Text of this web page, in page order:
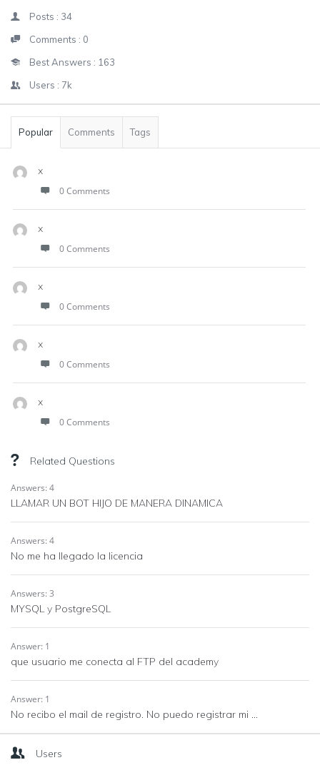
Posts : 34
Comments : 0
Best Answers : 163
Users : 7k
Popular Comments Tags
x
0 Comments
x
0 Comments
x
0 Comments
x
0 Comments
x
0 Comments
Related Questions
Answers: 4
LLAMAR UN BOT HIJO DE MANERA DINAMICA
Answers: 4
No me ha llegado la licencia
Answers: 3
MYSQL y PostgreSQL
Answer: 1
que usuario me conecta al FTP del academy
Answer: 1
No recibo el mail de registro. No puedo registrar mi ...
Users